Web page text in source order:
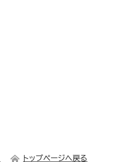
トップページへ戻る